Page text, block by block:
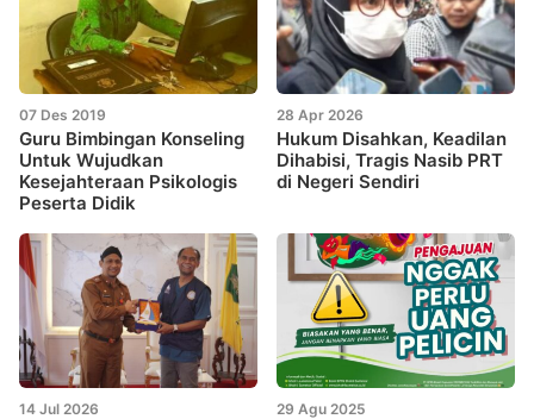
07 Des 2019
Guru Bimbingan Konseling
Untuk Wujudkan
Kesejahteraan Psikologis
Peserta Didik
28 Apr 2026
Hukum Disahkan, Keadilan
Dihabisi, Tragis Nasib PRT
di Negeri Sendiri
14 Jul 2026 29 Agu 2025